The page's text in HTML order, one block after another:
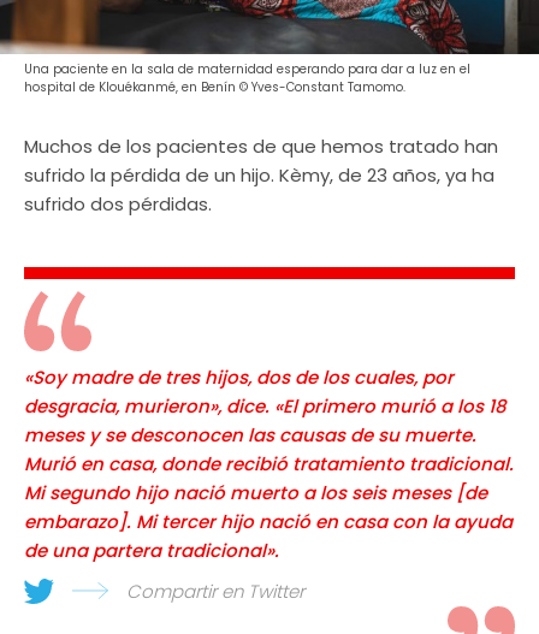
Una paciente en la sala de maternidad esperando para dar a luz en el
hospital de Klouékanmé, en Benín © Yves-Constant Tamomo.
Muchos de los pacientes de que hemos tratado han
sufrido la pérdida de un hijo. Kèmy, de 23 años, ya ha
sufrido dos pérdidas.
«Soy madre de tres hijos, dos de los cuales, por
desgracia, murieron», dice. «El primero murió a los 18
meses y se desconocen las causas de su muerte.
Murió en casa, donde recibió tratamiento tradicional.
Mi segundo hijo nació muerto a los seis meses [de
embarazo]. Mi tercer hijo nació en casa con la ayuda
de una partera tradicional».
Compartir en Twitter